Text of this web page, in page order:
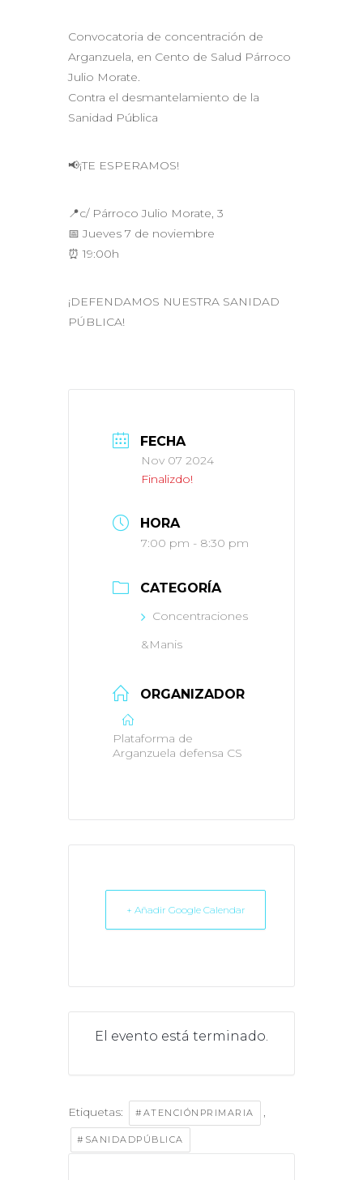
Convocatoria de concentración de
Arganzuela, en Cento de Salud Párroco
Julio Morate.
Contra el desmantelamiento de la
Sanidad Pública
📢¡TE ESPERAMOS!
📍c/ Párroco Julio Morate, 3
📅 Jueves 7 de noviembre
⏰ 19:00h
¡DEFENDAMOS NUESTRA SANIDAD
PÚBLICA!
FECHA
Nov 07 2024
Finalizdo!
HORA
7:00 pm - 8:30 pm
CATEGORÍA
Concentraciones
&Manis
ORGANIZADOR
Plataforma de
Arganzuela defensa CS
+ Añadir Google Calendar
El evento está terminado.
Etiquetas: #ATENCIÓNPRIMARIA ,
#SANIDADPÚBLICA